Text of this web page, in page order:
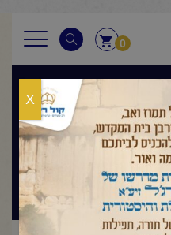
0
יומי
X